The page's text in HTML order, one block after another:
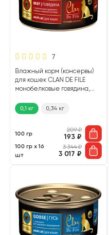
7
Влажный корм (консервы)
для кошек CLAN DE FILE
монобелковые говядина,
0,1 кг 0,34 кг
100 гр
209₽
193 ₽
100 гр х 16
шт
3 344₽
3 017 ₽